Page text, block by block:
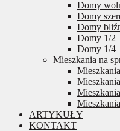
Domy
Domy
Domy
Domy 1/2
Domy 1/4
Mieszkania na
ARTYKUŁY
KONTAKT